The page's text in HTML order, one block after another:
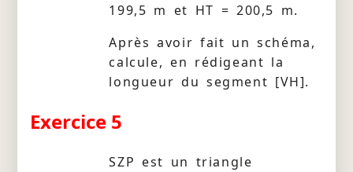
199,5 m et HT = 200,5 m.
Après avoir fait un schéma,
calcule, en rédigeant la
longueur du segment [VH].
Exercice 5
SZP est un triangle